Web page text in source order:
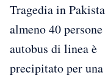
Tragedia in
almeno 40
autobus di linea è
precipitato per